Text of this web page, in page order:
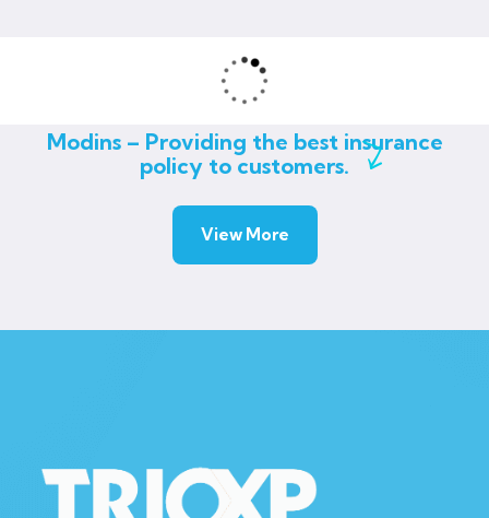
Modins – Providing the best insurance
policy to customers.
View More